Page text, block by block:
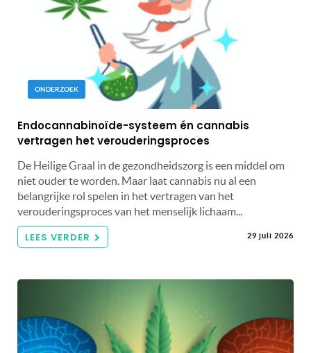
ONDERZOEK
Endocannabinoïde-systeem én cannabis
vertragen het verouderingsproces
De Heilige Graal in de gezondheidszorg is een middel om
niet ouder te worden. Maar laat cannabis nu al een
belangrijke rol spelen in het vertragen van het
verouderingsproces van het menselijk lichaam...
LEES VERDER 29 juli 2026